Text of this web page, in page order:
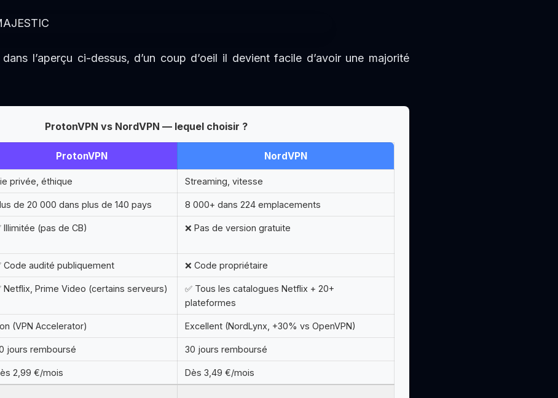
l’aperçu ci-dessus, d’un coup d’oeil il devient facile d’avoir une majorité
ProtonVPN vs NordVPN — lequel choisir ?
ProtonVPN NordVPN
privée, éthique Streaming, vitesse
de 20 000 dans plus de 140 pays 8 000+ dans 224 emplacements
Illimitée (pas de CB) ❌ Pas de version gratuite
Code audité publiquement ❌ Code propriétaire
Netflix, Prime Video (certains serveurs)
✅ Tous les catalogues Netflix + 20+
plateformes
(VPN Accelerator) Excellent (NordLynx, +30% vs OpenVPN)
jours remboursé 30 jours remboursé
2,99 €/mois Dès 3,49 €/mois